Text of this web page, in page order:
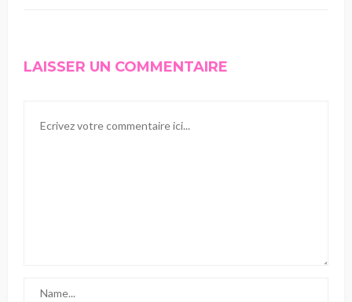
LAISSER UN COMMENTAIRE